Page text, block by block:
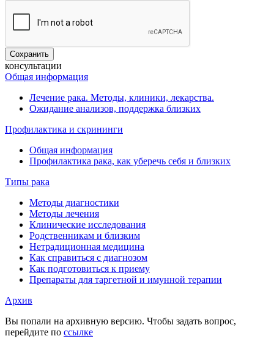
консультации
Общая информация
Лечение рака. Методы, клиники, лекарства.
Ожидание анализов, поддержка близких
Профилактика и скрининги
Общая информация
Профилактика рака, как уберечь себя и близких
Типы рака
Методы диагностики
Методы лечения
Клинические исследования
Родственникам и близким
Нетрадиционная медицина
Как справиться с диагнозом
Как подготовиться к приему
Препараты для таргетной и имунной терапии
Архив
Вы попали на архивную версию. Чтобы задать вопрос,
перейдите по ссылке